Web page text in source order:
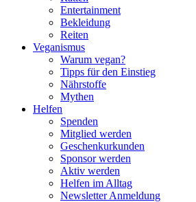
Entertainment
Bekleidung
Reiten
Veganismus
Warum vegan?
Tipps für den Einstieg
Nährstoffe
Mythen
Helfen
Spenden
Mitglied werden
Geschenkurkunden
Sponsor werden
Aktiv werden
Helfen im Alltag
Newsletter Anmeldung